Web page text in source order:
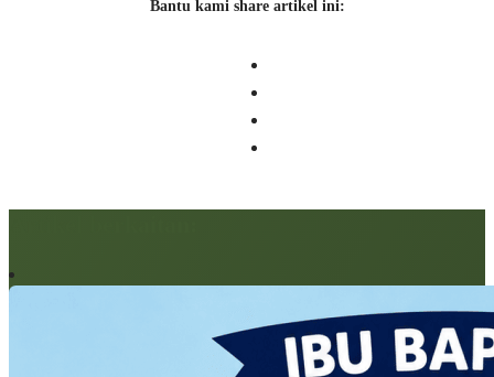
Bantu kami share artikel ini: